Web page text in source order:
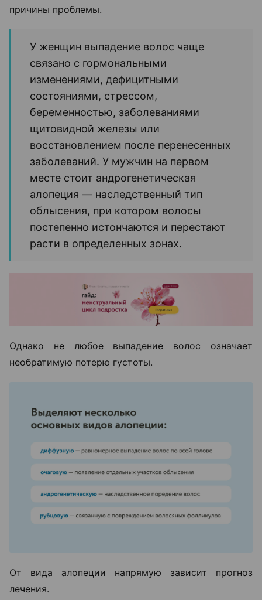
причины проблемы.
У женщин выпадение волос чаще
связано с гормональными
изменениями, дефицитными
состояниями, стрессом,
беременностью, заболеваниями
щитовидной железы или
восстановлением после перенесенных
заболеваний. У мужчин на первом
месте стоит андрогенетическая
алопеция — наследственный тип
облысения, при котором волосы
постепенно истончаются и перестают
расти в определенных зонах.
Однако не любое выпадение волос означает
необратимую потерю густоты.
От вида алопеции напрямую зависит прогноз
лечения.